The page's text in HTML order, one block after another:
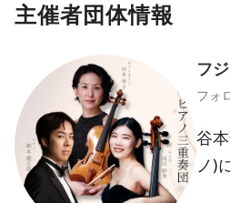
主催者団体情報
フ
フォ
谷
ノ)